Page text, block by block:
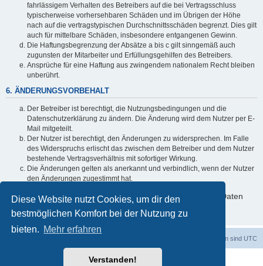
Diese Website nutzt Cookies, um dir den
bestmöglichen Komfort bei der Nutzung zu
bieten. Mehr erfahren
Verstanden!
fahrlässigem Verhalten des Betreibers auf die bei Vertragsschluss
typischerweise vorhersehbaren Schäden und im Übrigen der Höhe
nach auf die vertragstypischen Durchschnittsschäden begrenzt. Dies gilt
auch für mittelbare Schäden, insbesondere entgangenen Gewinn.
Die Haftungsbegrenzung der Absätze a bis c gilt sinngemäß auch
zugunsten der Mitarbeiter und Erfüllungsgehilfen des Betreibers.
Ansprüche für eine Haftung aus zwingendem nationalem Recht bleiben
unberührt.
6. ÄNDERUNGSVORBEHALT
Der Betreiber ist berechtigt, die Nutzungsbedingungen und die
Datenschutzerklärung zu ändern. Die Änderung wird dem Nutzer per E-
Mail mitgeteilt.
Der Nutzer ist berechtigt, den Änderungen zu widersprechen. Im Falle
des Widerspruchs erlischt das zwischen dem Betreiber und dem Nutzer
bestehende Vertragsverhältnis mit sofortiger Wirkung.
Die Änderungen gelten als anerkannt und verbindlich, wenn der Nutzer
den Änderungen zugestimmt hat.
Informationen über den Umgang mit deinen persönlichen Daten
sind in der Datenschutzerklärung enthalten.
Alle Zeiten sind UTC
Powered byphpBB® Forum Software © phpBB Limited